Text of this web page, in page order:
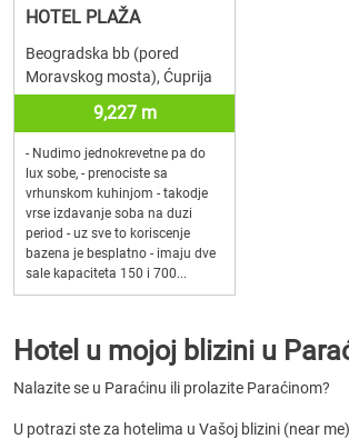
HOTEL PLAŽA
Beogradska bb (pored
Moravskog mosta), Ćuprija
9,227 m
- Nudimo jednokrevetne pa do
lux sobe, - prenociste sa
vrhunskom kuhinjom - takodje
vrse izdavanje soba na duzi
period - uz sve to koriscenje
bazena je besplatno - imaju dve
sale kapaciteta 150 i 700...
Hotel u mojoj blizini u
Nalazite se u Paraćinu ili prolazite Paraćinom?
U potrazi ste za hotelima u Vašoj blizini (near